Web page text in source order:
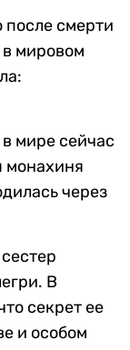
после смерти
мировом
мире сейчас
монахиня
через
В
секрет ее
и особом